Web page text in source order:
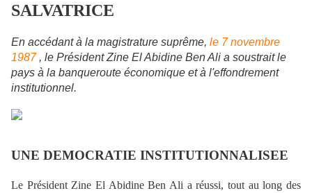
SALVATRICE
En accédant à la magistrature suprême, le 7 novembre
1987, le Président Zine El Abidine Ben Ali a soustrait le
pays à la banqueroute économique et à l'effondrement
institutionnel.
UNE DEMOCRATIE INSTITUTIONNALISEE
Le Président Zine El Abidine Ben Ali a réussi, tout au long des